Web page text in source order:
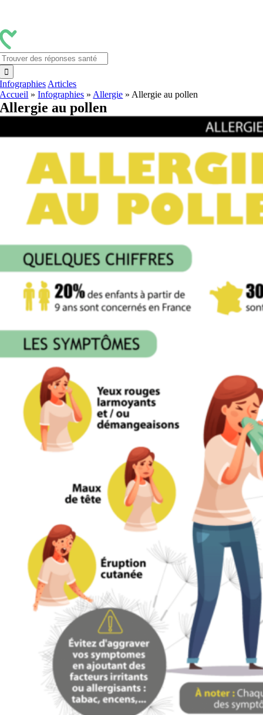
contenu
Infographies Articles
Accueil »Infographies » Allergie » Allergie au pollen
Allergie au pollen